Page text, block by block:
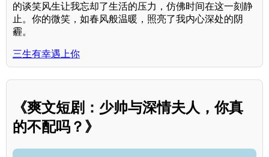
的谈笑风生让我忘却了生活的压力，仿佛时间在这一刻静
止。你的微笑，如春风般温暖，照亮了我内心深处的阴
霾。
三生有幸遇上你
《爽文短剧：少帅与深情夫人，你真
的不配吗？》